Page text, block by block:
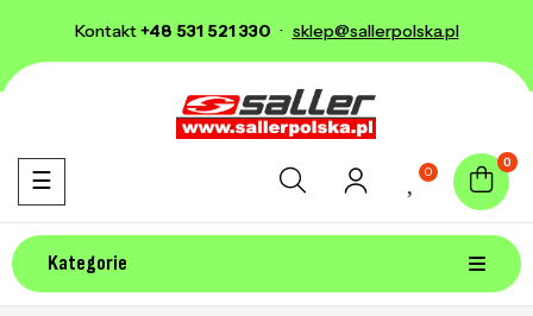
Kontakt+48 531 521 330 · sklep@sallerpolska.pl
0
0
Kategorie
Toggle navigation
☰